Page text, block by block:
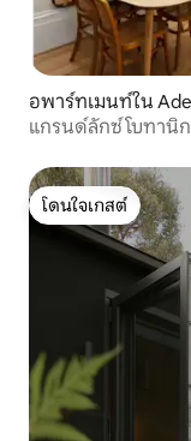
อพาร์ทเมนท์ใน
แกรนด์ลักซ์ โบทานิ
โดนใจเกสต์
โดนใจเกสต์